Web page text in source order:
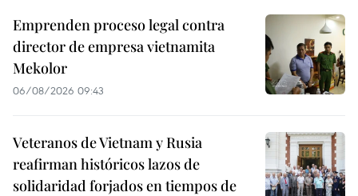
Emprenden proceso legal contra
director de empresa vietnamita
Mekolor
06/08/2026 09:43
Veteranos de Vietnam y Rusia
reafirman históricos lazos de
solidaridad forjados en tiempos de